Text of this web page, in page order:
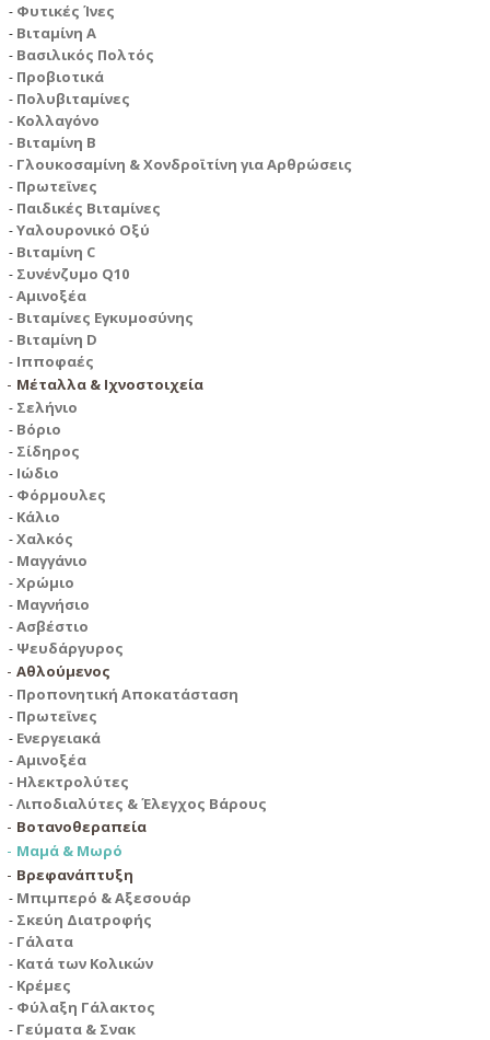
Φυτικές Ίνες
Βιταμίνη Α
Βασιλικός Πολτός
Προβιοτικά
Πολυβιταμίνες
Κολλαγόνο
Βιταμίνη Β
Γλουκοσαμίνη & Χονδροϊτίνη για Αρθρώσεις
Πρωτεϊνες
Παιδικές Βιταμίνες
Υαλουρονικό Οξύ
Βιταμίνη C
Συνένζυμο Q10
Αμινοξέα
Βιταμίνες Εγκυμοσύνης
Βιταμίνη D
Ιπποφαές
Μέταλλα & Ιχνοστοιχεία
Σελήνιο
Βόριο
Σίδηρος
Ιώδιο
Φόρμουλες
Κάλιο
Χαλκός
Μαγγάνιο
Χρώμιο
Μαγνήσιο
Ασβέστιο
Ψευδάργυρος
Αθλούμενος
Προπονητική Αποκατάσταση
Πρωτεϊνες
Ενεργειακά
Αμινοξέα
Ηλεκτρολύτες
Λιποδιαλύτες & Έλεγχος Βάρους
Βοτανοθεραπεία
Μαμά & Μωρό
Βρεφανάπτυξη
Μπιμπερό & Αξεσουάρ
Σκεύη Διατροφής
Γάλατα
Κατά των Κολικών
Κρέμες
Φύλαξη Γάλακτος
Γεύματα & Σνακ